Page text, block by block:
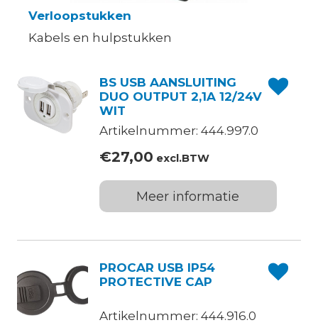
Verloopstukken
Kabels en hulpstukken
BS USB AANSLUITING
DUO OUTPUT 2,1A 12/24V
WIT
Artikelnummer: 444.997.0
€27,00 excl.BTW
Meer informatie
PROCAR USB IP54
PROTECTIVE CAP
Artikelnummer: 444.916.0